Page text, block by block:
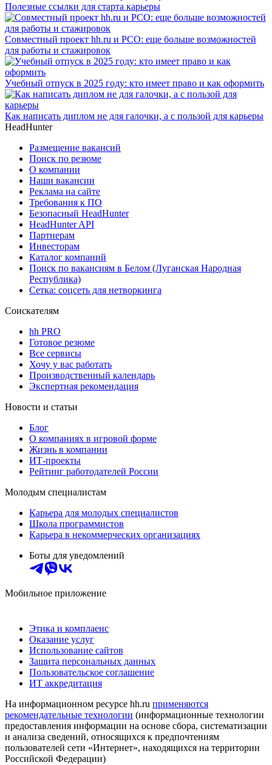
Полезные ссылки для старта карьеры
Совместный проект hh.ru и РСО: еще больше возможностей
для работы и стажировок
Учебный отпуск в 2025 году: кто имеет право и как оформить
Как написать диплом не для галочки, а с пользой для карьеры
HeadHunter
Размещение вакансий
Поиск по резюме
О компании
Наши вакансии
Реклама на сайте
Требования к ПО
Безопасный HeadHunter
HeadHunter API
Партнерам
Инвесторам
Каталог компаний
Поиск по вакансиям в Белом (Луганская Народная
Республика)
Сетка: соцсеть для нетворкинга
Соискателям
hh PRO
Готовое резюме
Все сервисы
Хочу у вас работать
Производственный календарь
Экспертная рекомендация
Новости и статьи
Блог
О компаниях в игровой форме
Жизнь в компании
ИТ-проекты
Рейтинг работодателей России
Молодым специалистам
Карьера для молодых специалистов
Школа программистов
Карьера в некоммерческих организациях
Боты для уведомлений
Мобильное приложение
Этика и комплаенс
Оказание услуг
Использование сайтов
Защита персональных данных
Пользовательское соглашение
ИТ аккредитация
На информационном ресурсе hh.ru применяются
рекомендательные технологии (информационные технологии
предоставления информации на основе сбора, систематизации
и анализа сведений, относящихся к предпочтениям
пользователей сети «Интернет», находящихся на территории
Российской Федерации)